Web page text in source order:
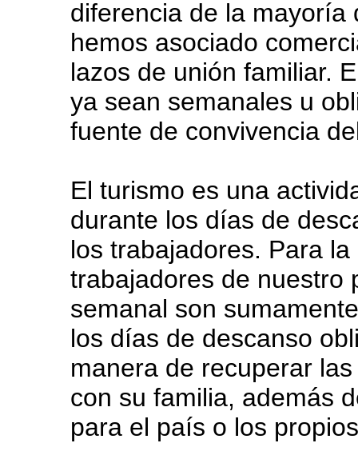
diferencia de la mayoría
hemos asociado
lazos de unión familiar.
ya sean semanales u
fuente de convivencia
El turismo es una
durante los días de
los trabajadores. Para
trabajadores de nuestro
semanal son
los días de descanso
manera de recuperar
con su familia, además
para el país o los